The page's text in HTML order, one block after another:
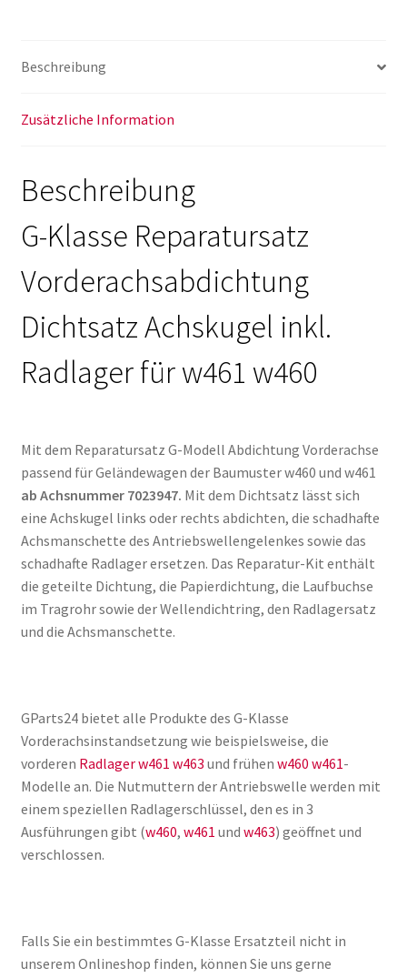
7023947
w461
Beschreibung
Zusätzliche Information
Beschreibung
G-Klasse Reparatursatz
Vorderachsabdichtung
Dichtsatz Achskugel inkl.
Radlager für w461 w460
Mit dem Reparatursatz G-Modell Abdichtung Vorderachse
passend für Geländewagen der Baumuster w460 und w461
ab Achsnummer 7023947. Mit dem Dichtsatz lässt sich
eine Achskugel links oder rechts abdichten, die schadhafte
Achsmanschette des Antriebswellengelenkes sowie das
schadhafte Radlager ersetzen. Das Reparatur-Kit enthält
die geteilte Dichtung, die Papierdichtung, die Laufbuchse
im Tragrohr sowie der Wellendichtring, den Radlagersatz
und die Achsmanschette.
GParts24 bietet alle Produkte des G-Klasse
Vorderachsinstandsetzung wie beispielsweise, die
vorderen Radlager w461 w463 und frühen w460 w461-
Modelle an. Die Nutmuttern der Antriebswelle werden mit
einem speziellen Radlagerschlüssel, den es in 3
Ausführungen gibt (w460, w461 und w463) geöffnet und
verschlossen.
Falls Sie ein bestimmtes G-Klasse Ersatzteil nicht in
unserem Onlineshop finden, können Sie uns gerne